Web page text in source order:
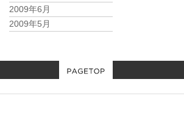
2009年6月
2009年5月